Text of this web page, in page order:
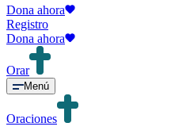
Dona ahora
Registro
Dona ahora
Orar
Menú
Oraciones